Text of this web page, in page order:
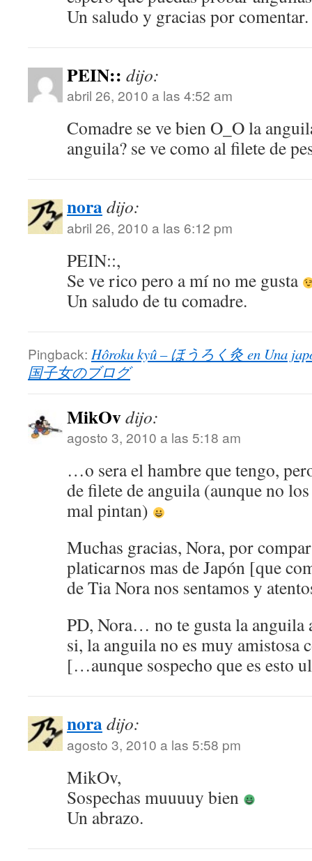
Un saludo y gracias por comentar.
PEIN:: dijo:
abril 26, 2010 a las 4:52 am
Comadre se ve bien O_O la
anguila? se ve como al filete de
noradijo:
abril 26, 2010 a las 6:12 pm
PEIN::,
Se ve rico pero a mí no me gusta
Un saludo de tu comadre.
Pingback: Hôroku kyû – ほうろく灸 en Una
国子女のブログ
MikOvdijo:
agosto 3, 2010 a las 5:18 am
…o sera el hambre que tengo,
de filete de anguila (aunque no
mal pintan)
Muchas gracias, Nora, por
platicarnos mas de Japón [que
de Tia Nora nos sentamos y
PD, Nora… no te gusta la anguila
si, la anguila no es muy amistosa
[…aunque sospecho que es esto
noradijo:
agosto 3, 2010 a las 5:58 pm
MikOv,
Sospechas muuuuy bien
Un abrazo.